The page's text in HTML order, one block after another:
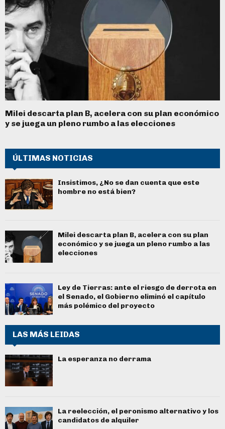
Milei descarta plan B, acelera con su plan económico
y se juega un pleno rumbo a las elecciones
ÚLTIMAS NOTICIAS
Insistimos, ¿No se dan cuenta que este
hombre no está bien?
Milei descarta plan B, acelera con su plan
económico y se juega un pleno rumbo a las
elecciones
Ley de Tierras: ante el riesgo de derrota en
el Senado, el Gobierno eliminó el capítulo
más polémico del proyecto
LAS MÁS LEIDAS
La esperanza no derrama
La reelección, el peronismo alternativo y los
candidatos de alquiler